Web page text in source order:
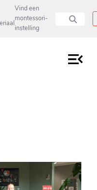
en direct naar pagina
Vind een
montessori-
instelling